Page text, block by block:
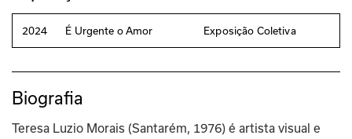
2024 É Urgente o Amor Exposição Coletiva
Biografia
Teresa Luzio Morais (Santarém, 1976) é artista visual e